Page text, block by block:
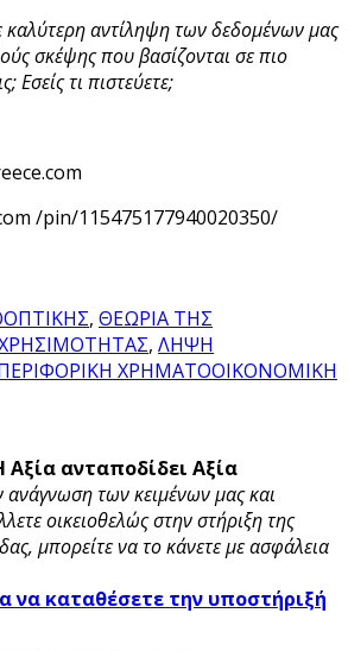
αντίληψη των δεδομένων μας
σκέψης που βασίζονται σε πιο
Εσείς τι πιστεύετε;
/pin/115475177940020350/
, ΘΕΩΡΙΑ ΤΗΣ
, ΛΗΨΗ
ΧΡΗΜΑΤΟΟΙΚΟΝΟΜΙΚΗ
ανταποδίδει Αξία
των κειμένων μας και
οικειοθελώς στην στήριξη της
μπορείτε να το κάνετε με ασφάλεια
να καταθέσετε την υποστήριξή